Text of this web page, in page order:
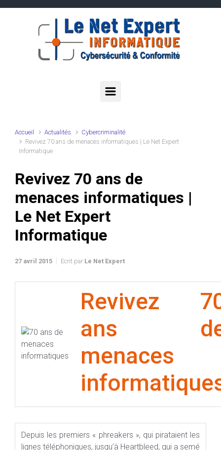
Accueil Actualités
Cybercriminalité
Revivez 70 ans de menaces informatiques | Le Net Expert
Informatique
Revivez 70 ans de
menaces informatiques |
Le Net Expert
Informatique
27 avril 2015 Ecrit par Le Net Expert
Revivez
ans
menaces
Depuis les premiers « phreakers », qui pirataient les
lignes téléphoniques, jusqu’à Heartbleed, qui a semé